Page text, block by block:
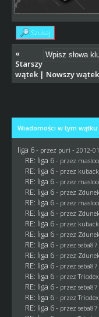
Szukaj
«
Starszy
wątek| Nowszy wątek
Wiadomości w tym wątku
liga 6 - przez puri - 2012-
RE: liga 6 - przez
RE: liga 6 - przez
RE: liga 6 - przez
RE: liga 6 - przez Zdunek
RE: liga 6 - przez
RE: liga 6 - przez Zdunek
RE: liga 6 - przez
RE: liga 6 - przez Zdunek
RE: liga 6 - przez seba87
RE: liga 6 - przez Zdunek
RE: liga 6 - przez seba87
RE: liga 6 - przezTriodex
RE: liga 6 - przez seba87
RE: liga 6 - przezTriodex
RE: liga 6 - przez seba87